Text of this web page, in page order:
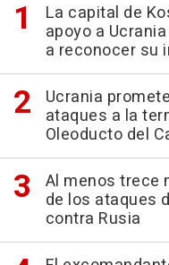
La capital de
apoyo a
a reconocer su
Ucrania
ataques a la
Oleoducto del
Al menos trece
de los ataques
contra Rusia